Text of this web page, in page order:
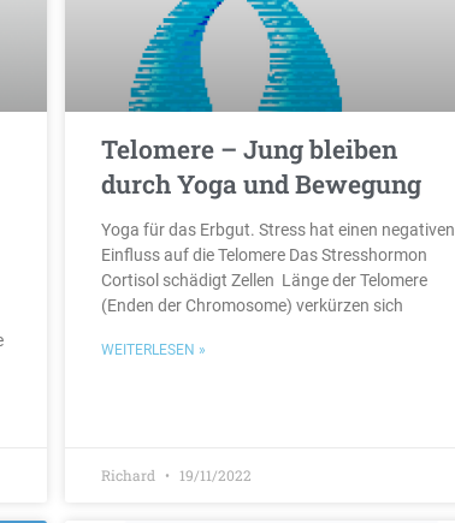
Telomere – Jung bleiben
durch Yoga und Bewegung
Yoga für das Erbgut. Stress hat einen negativen
Einfluss auf die Telomere Das Stresshormon
Cortisol schädigt Zellen Länge der Telomere
(Enden der Chromosome) verkürzen sich
WEITERLESEN »
Richard 19/11/2022